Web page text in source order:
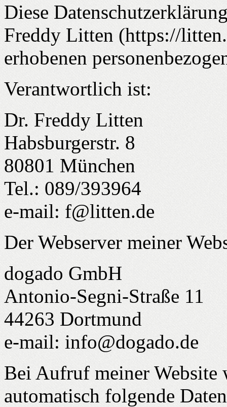
Diese
Freddy Litten (https://
erhobenen
Verantwortlich ist:
Dr. Freddy Litten
Habsburgerstr. 8
80801 München
Tel.: 089/393964
e-mail: f@litten.de
Der Webserver meiner
dogado GmbH
Antonio-Segni-Straße 11
44263 Dortmund
e-mail: info@dogado.de
Bei Aufruf meiner Website
automatisch folgende